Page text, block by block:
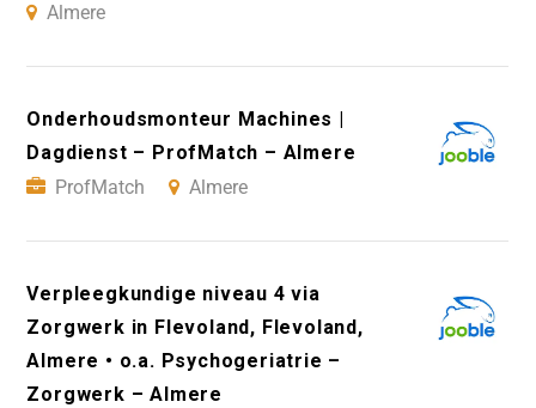
Almere
Onderhoudsmonteur Machines |
Dagdienst – ProfMatch – Almere
ProfMatch
Almere
Verpleegkundige niveau 4 via
Zorgwerk in Flevoland, Flevoland,
Almere • o.a. Psychogeriatrie –
Zorgwerk – Almere